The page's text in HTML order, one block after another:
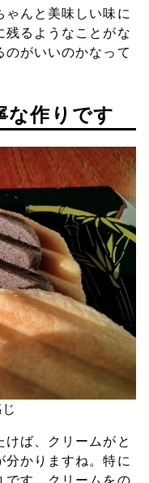
ゃんと美味しい味に
残るようなことがな
のがいいのかなって
な作りです
ば、クリームがと
分かりますね。特に
です。クリームをの